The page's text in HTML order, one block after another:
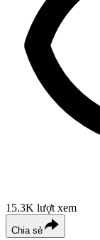
15.3K lượt xem
Chia sẻ